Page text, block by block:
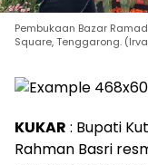
Pembukaan Bazar
Square, Tenggarong.
KUKAR : Bupati
Rahman Basri